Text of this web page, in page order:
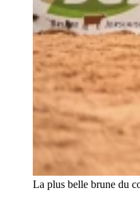
La plus belle brune du